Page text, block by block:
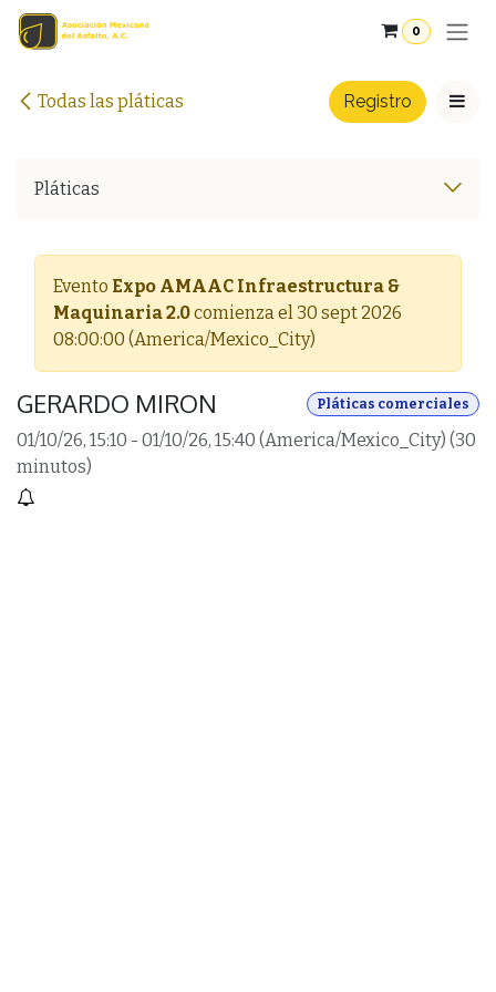
Ir al contenido
0
Todas las pláticas Registro
Pláticas
Evento Expo AMAAC Infraestructura &
Maquinaria 2.0comienza el 30 sept 2026
08:00:00 (America/Mexico_City)
GERARDO MIRON Pláticas comerciales
01/10/26, 15:10 - 01/10/26, 15:40 (America/Mexico_City) (30
minutos)